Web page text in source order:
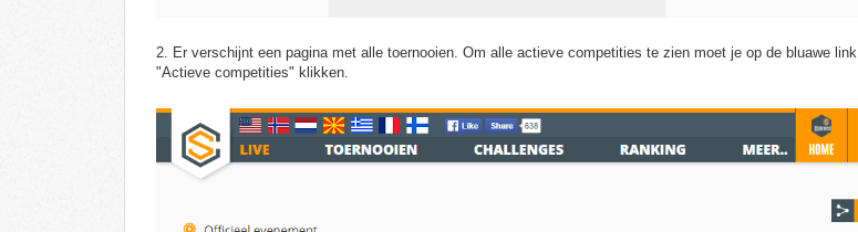
2. Er verschijnt een pagina met alle toernooien. Om alle actieve competities te zien moet je op de bluawe link
"Actieve competities" klikken.